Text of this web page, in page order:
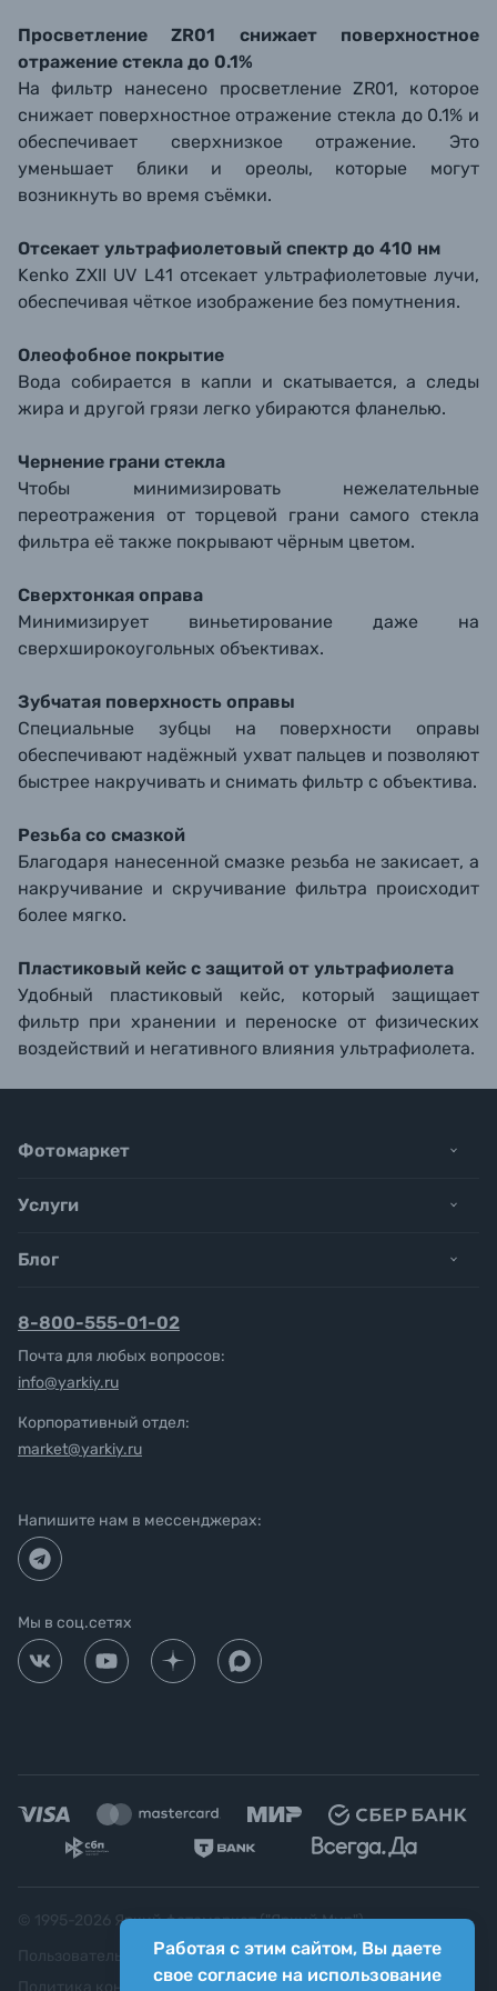
Просветление ZR01 снижает поверхностное
отражение стекла до 0.1%
На фильтр нанесено просветление ZR01, которое
снижает поверхностное отражение стекла до 0.1% и
обеспечивает сверхнизкое отражение. Это
уменьшает блики и ореолы, которые могут
возникнуть во время съёмки.
Отсекает ультрафиолетовый спектр до 410 нм
Kenko ZXII UV L41 отсекает ультрафиолетовые лучи,
обеспечивая чёткое изображение без помутнения.
Олеофобное покрытие
Вода собирается в капли и скатывается, а следы
жира и другой грязи легко убираются фланелью.
Чернение грани стекла
Чтобы минимизировать нежелательные
переотражения от торцевой грани самого стекла
фильтра её также покрывают чёрным цветом.
Сверхтонкая оправа
Минимизирует виньетирование даже на
сверхширокоугольных объективах.
Зубчатая поверхность оправы
Специальные зубцы на поверхности оправы
обеспечивают надёжный ухват пальцев и позволяют
быстрее накручивать и снимать фильтр с объектива.
Резьба со смазкой
Благодаря нанесенной смазке резьба не закисает, а
накручивание и скручивание фильтра происходит
более мягко.
Пластиковый кейс с защитой от ультрафиолета
Удобный пластиковый кейс, который защищает
фильтр при хранении и переноске от физических
воздействий и негативного влияния ультрафиолета.
Работая с этим сайтом, Вы даете
свое согласие на использование
Фотомаркет
Услуги
Блог
8-800-555-01-02
Почта для любых вопросов:
info@yarkiy.ru
Корпоративный отдел:
market@yarkiy.ru
Напишите нам в мессенджерах:
Мы в соц.сетях
Яркий фотомаркет ("Яркий Мир")
Пользовательское соглашение
Политика конфиденциальности